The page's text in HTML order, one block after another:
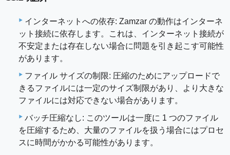
インターネットへの依存: Zamzar の動作はインターネ
ット接続に依存します。これは、インターネット接続が
不安定または存在しない場合に問題を引き起こす可能性
があります。
ファイル サイズの制限: 圧縮のためにアップロードで
きるファイルには一定のサイズ制限があり、より大きな
ファイルには対応できない場合があります。
バッチ圧縮なし: このツールは一度に 1 つのファイル
を圧縮するため、大量のファイルを扱う場合にはプロセ
スに時間がかかる可能性があります。